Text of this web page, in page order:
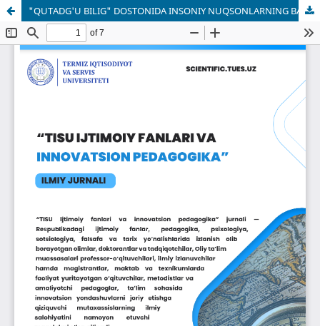
"QUTADG'U BILIG" DOSTONIDA INSONIY NUQSONLARNING BADIIY IFODASI